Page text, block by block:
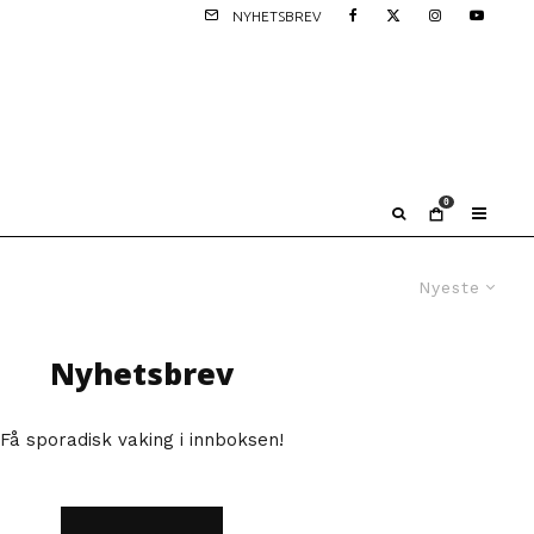
NYHETSBREV
0
Nyeste
Nyhetsbrev
Få sporadisk vaking i innboksen!